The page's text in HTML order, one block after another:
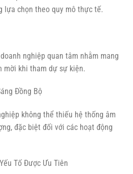
lựa chọn theo quy mô thực tế.
nghiệp quan tâm nhằm mang
mời khi tham dự sự kiện.
Đồng Bộ
không thể thiếu hệ thống âm
đặc biệt đối với các hoạt động
Tố Được Ưu Tiên